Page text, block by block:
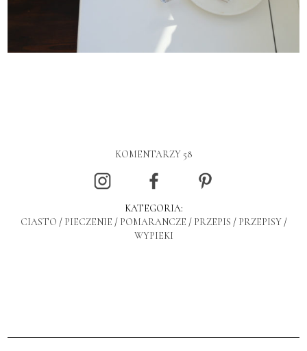
KOMENTARZY 58
KATEGORIA:
CIASTO / PIECZENIE / POMARANCZE / PRZEPIS / PRZEPISY/
WYPIEKI